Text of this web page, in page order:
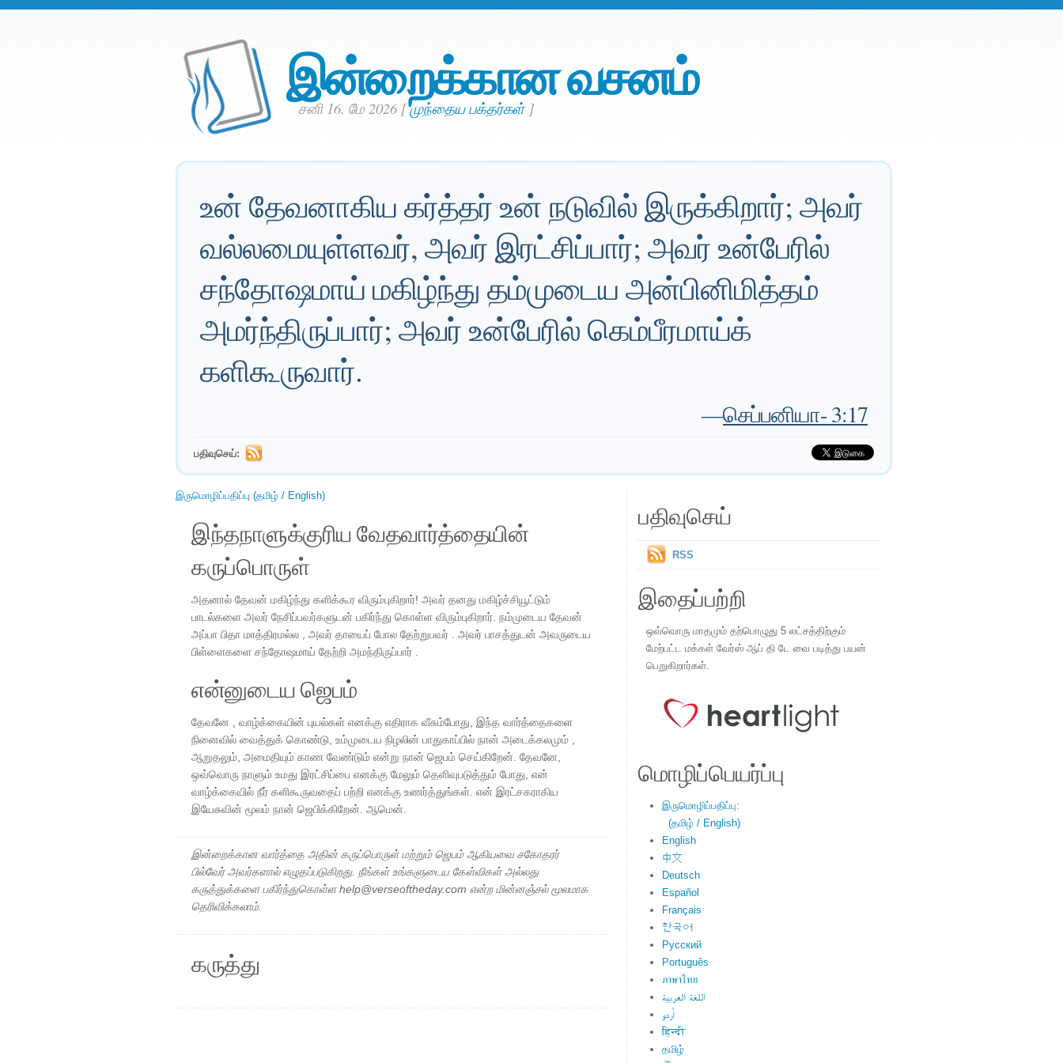
இன்றைக்கான வசனம்
சனி 16. மே 2026 [முந்தைய பக்தர்கள்]
உன் தேவனாகிய கர்த்தர் உன் நடுவில் இருக்கிறார்; அவர்
வல்லமையுள்ளவர், அவர் இரட்சிப்பார்; அவர் உன்பேரில்
சந்தோஷமாய் மகிழ்ந்து தம்முடைய அன்பினிமித்தம்
அமர்ந்திருப்பார்; அவர் உன்பேரில் கெம்பீரமாய்க்
களிகூருவார்.
—செப்பனியா- 3:17
பதிவுசெய்:
இருமொழிப்பதிப்பு (தமிழ் / English)
இந்தநாளுக்குரிய வேதவார்த்தையின்
கருப்பொருள்
அதனால் தேவன் மகிழ்ந்து களிக்கூர விரும்புகிறார்! அவர் தனது மகிழ்ச்சியூட்டும்
பாடல்களை அவர் நேசிப்பவர்களுடன் பகிர்ந்து கொள்ள விரும்புகிறார். நம்முடைய தேவன்
அப்பா பிதா மாத்திரமல்ல , அவர் தாயைப் போல தேற்றுபவர் . அவர் பாசத்துடன் அவருடைய
பிள்ளைகளை சந்தோஷமாய் தேற்றி அமந்திருப்பார் .
என்னுடைய ஜெபம்
தேவனே , வாழ்க்கையின் புயல்கள் எனக்கு எதிராக வீசும்போது, ​​​​இந்த வார்த்தைகளை
நினைவில் வைத்துக் கொண்டு, உம்முடைய நிழலின் பாதுகாப்பில் நான் அடைக்கலமும் ,
ஆறுதலும், அமைதியும் காண வேண்டும் என்று நான் ஜெபம் செய்கிறேன். தேவனே,
ஒவ்வொரு நாளும் உமது இரட்சிப்பை எனக்கு மேலும் தெளிவுபடுத்தும் போது, ​​என்
வாழ்க்கையில் நீர் களிகூருவதைப் பற்றி எனக்கு உணர்த்துங்கள். என் இரட்சகராகிய
இயேசுவின் மூலம் நான் ஜெபிக்கிறேன். ஆமென்.
இன்றைக்கான வார்த்தை அதின் கருப்பொருள் மற்றும் ஜெபம் ஆகியவை சகோதரர்
பில்வேர் அவர்களால் எழுதப்படுகிறது. நீங்கள் உங்களுடைய கேள்விகள் அல்லது
கருத்துக்களை பகிர்ந்துகொள்ள help@verseoftheday.com என்ற மின்னஞ்சல் மூலமாக
தெரிவிக்கலாம்.
கருத்து
பதிவுசெய்
RSS
இதைப்பற்றி
ஒவ்வொரு மாதமும் தற்பொழுது 5 லட்சத்திற்கும்
மேற்பட்ட மக்கள் வேர்ஸ் ஆப் தி டே வை படித்து பயன்
பெறுகிறார்கள்.
மொழிப்பெயர்ப்பு
இருமொழிப்பதிப்பு:
(தமிழ் / English)
English
中文
Deutsch
Español
Français
한국어
Русский
Português
ภาษาไทย
اللغة العربية
اُردو
हिन्दी
தமிழ்